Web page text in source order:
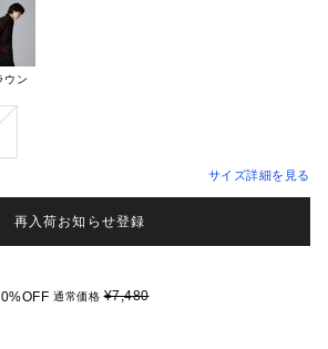
ウン
サイズ詳細を見る
再入荷お知らせ登録
通常価格¥7,480